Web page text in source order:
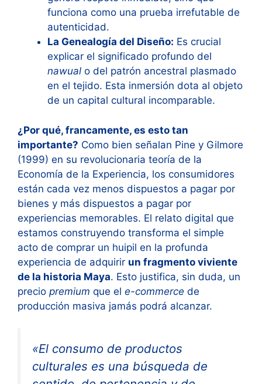
funciona como una prueba irrefutable de
autenticidad.
La Genealogía del Diseño: Es crucial
explicar el significado profundo del
nawual o del patrón ancestral plasmado
en el tejido. Esta inmersión dota al objeto
de un capital cultural incomparable.
¿Por qué, francamente, es esto tan
importante? Como bien señalan Pine y Gilmore
(1999) en su revolucionaria teoría de la
Economía de la Experiencia, los consumidores
están cada vez menos dispuestos a pagar por
bienes y más dispuestos a pagar por
experiencias memorables. El relato digital que
estamos construyendo transforma el simple
acto de comprar un huipil en la profunda
experiencia de adquirir un fragmento viviente
de la historia Maya. Esto justifica, sin duda, un
precio premium que el e-commerce de
producción masiva jamás podrá alcanzar.
«El consumo de productos
culturales es una búsqueda de